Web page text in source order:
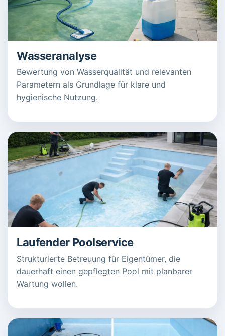
Wasseranalyse
Bewertung von Wasserqualität und relevanten
Parametern als Grundlage für klare und
hygienische Nutzung.
Laufender Poolservice
Strukturierte Betreuung für Eigentümer, die
dauerhaft einen gepflegten Pool mit planbarer
Wartung wollen.